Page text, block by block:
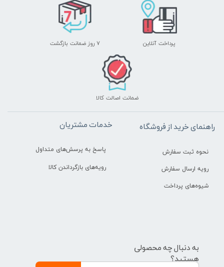
پرداخت آنلاین ۷ روز ضمانت بازگشت
ضمانت اصالت کالا
راهنمای خرید از فروشگاه
نحوه ثبت سفارش
رویه ارسال سفارش
شیوه‌های پرداخت
خدمات مشتریان
پاسخ به پرسش‌های متداول
رویه‌های بازگرداندن کالا
به دنبال چه محصولی
هستید؟